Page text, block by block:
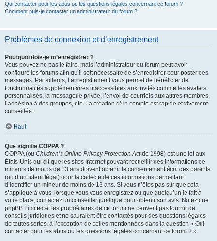
Qui contacter pour les abus ou les questions légales concernant ce forum ?
Comment puis-je contacter un administrateur du forum ?
Problèmes de connexion et d’enregistrement
Pourquoi dois-je m’enregistrer ?
Vous pouvez ne pas le faire, mais l’administrateur du forum peut avoir
configuré les forums afin qu’il soit nécessaire de s’enregistrer pour poster des
messages. Par ailleurs, l’enregistrement vous permet de bénéficier de
fonctionnalités supplémentaires inaccessibles aux invités comme les avatars
personnalisés, la messagerie privée, l’envoi de courriels aux autres membres,
l’adhésion à des groupes, etc. La création d’un compte est rapide et vivement
conseillée.
Haut
Que signifie COPPA ?
COPPA (ou Children’s Online Privacy Protection Actde 1998) est une loi aux
États-Unis qui dit que les sites Internet pouvant recueillir des informations de
mineurs de moins de 13 ans doivent obtenir le consentement écrit des parents
(ou d’un tuteur légal) pour la collecte de ces informations permettant
d’identifier un mineur de moins de 13 ans. Si vous n’êtes pas sûr que cela
s’applique à vous, lorsque vous vous enregistrez ou que quelqu’un le fait à
votre place, contactez un conseiller juridique pour obtenir son avis. Notez que
phpBB Limited et les propriétaires de ce forum ne peuvent pas fournir de
conseils juridiques et ne sauraient être contactés pour des questions légales
de toutes sortes, à l’exception de celles mentionnées dans la question « Qui
contacter pour les abus ou les questions légales concernant ce forum ? ».